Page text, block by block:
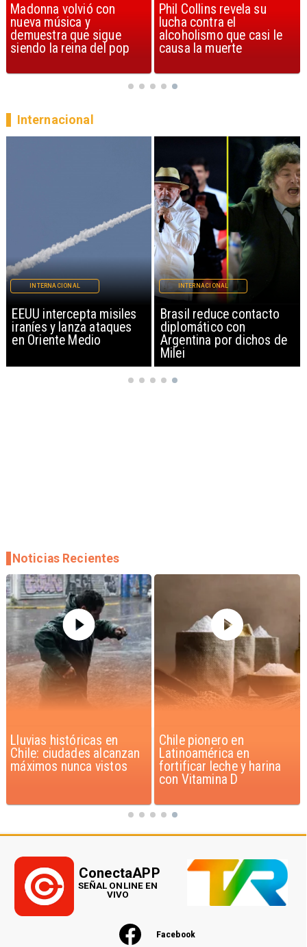
Phil Collins revela su
lucha contra el
alcoholismo que casi le
causa la muerte
U2 lanza nuevo sencillo
con estribillo en español:
Streets of Dreams
EEUU intercepta misiles
iraníes y lanza ataques
en Oriente Medio
INTERNACIONAL
Brasil reduce contacto
diplomático con
Argentina por dichos de
Milei
INTERNACIONAL
Internacional
Chile pionero en
Latinoamérica en
fortificar leche y harina
Éxito sin precedentes:
Película rompe récord de
taquilla a nivel mundial
Noticias Recientes
Facebook
ConectaAPP
SEÑAL ONLINE EN
VIVO